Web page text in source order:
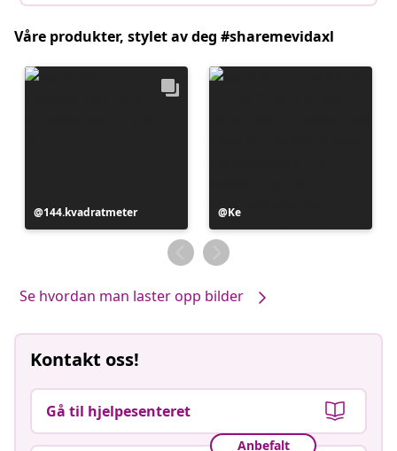
Våre produkter, stylet av deg #sharemevidaxl
Innlegg
publisert
144.kvadratmeter
Innlegg
publisert
av
Ke
Se hvordan man laster opp bilder
Kontakt oss!
Gå til hjelpesenteret
Anbefalt